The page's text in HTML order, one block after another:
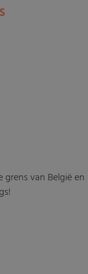
van België en